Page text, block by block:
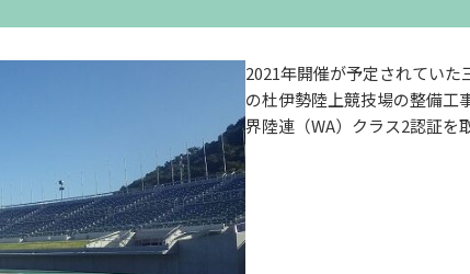
2021年開催が予定されてい
の杜伊勢陸上競技場の整備工
界陸連（WA）クラス2認証を